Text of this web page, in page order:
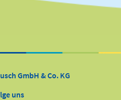
GmbH & Co. KG
uns